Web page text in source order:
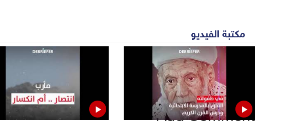
Comments
No comments
Add Comment
مكتبة الفيديو